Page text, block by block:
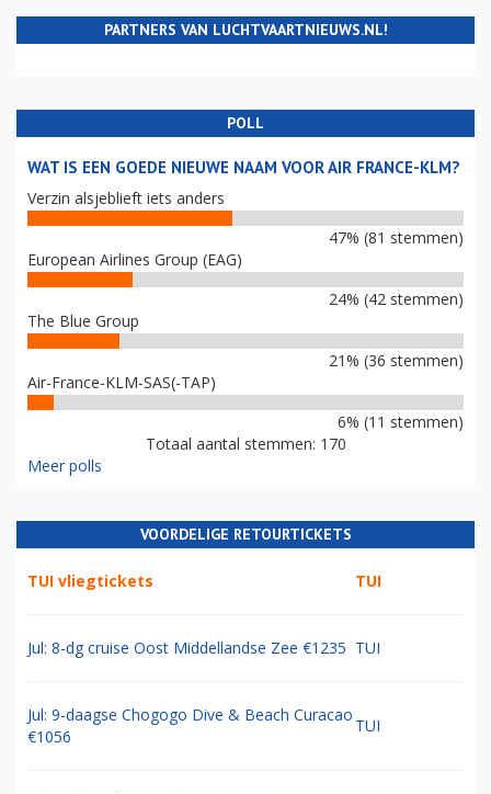
PARTNERS VAN LUCHTVAARTNIEUWS.NL!
POLL
WAT IS EEN GOEDE NIEUWE NAAM VOOR AIR FRANCE-KLM?
Verzin alsjeblieft iets anders
47% (81 stemmen)
European Airlines Group (EAG)
24% (42 stemmen)
The Blue Group
21% (36 stemmen)
Air-France-KLM-SAS(-TAP)
6% (11 stemmen)
Totaal aantal stemmen: 170
Meer polls
VOORDELIGE RETOURTICKETS
TUI vliegtickets TUI
Jul: 8-dg cruise Oost Middellandse Zee €1235 TUI
Jul: 9-daagse Chogogo Dive & Beach Curacao
€1056
TUI